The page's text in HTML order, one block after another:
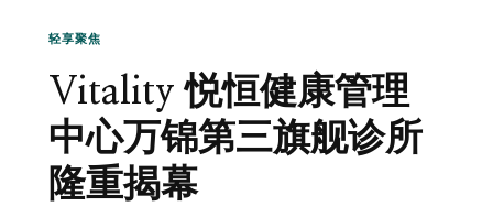
轻享聚焦
Vitality 悦恒健康管理
中心万锦第三旗舰诊所
隆重揭幕